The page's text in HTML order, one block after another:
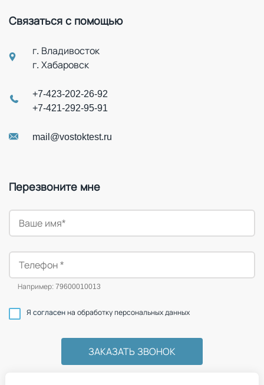
Связаться с помощью
г. Владивосток
г. Хабаровск
+7-423-202-26-92
+7-421-292-95-91
mail@vostoktest.ru
Перезвоните мне
Например: 79600010013
Я согласенна обработку персональных данных